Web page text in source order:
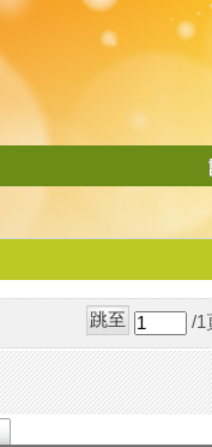
導
/1